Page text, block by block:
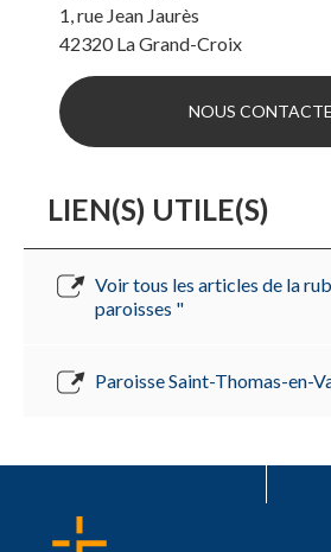
1, rue Jean Jaurès
42320 La Grand-Croix
NOUS
LIEN(S) UTILE(S)
Voir tous les articles de la
paroisses "
Paroisse Saint-Thomas-en-